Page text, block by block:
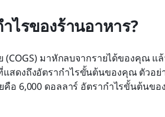
ไรของร้านอาหาร?
มาหักลบจากรายได้ของคุณ แ
สดงถึงอัตรากำไรขั้นต้นของคุณ ตัวอย่
อ 6,000 ดอลลาร์ อัตรากำไรขั้นต้นขอ